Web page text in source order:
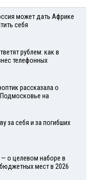
может дать Африке
себя
рублем: как в
телефонных
рассказала о
на
за себя и за погибших
о целевом наборе в
мест в 2026